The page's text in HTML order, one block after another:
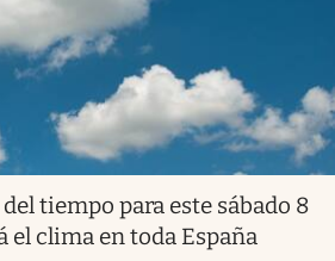
tiempo para este sábado 8
el clima en toda España